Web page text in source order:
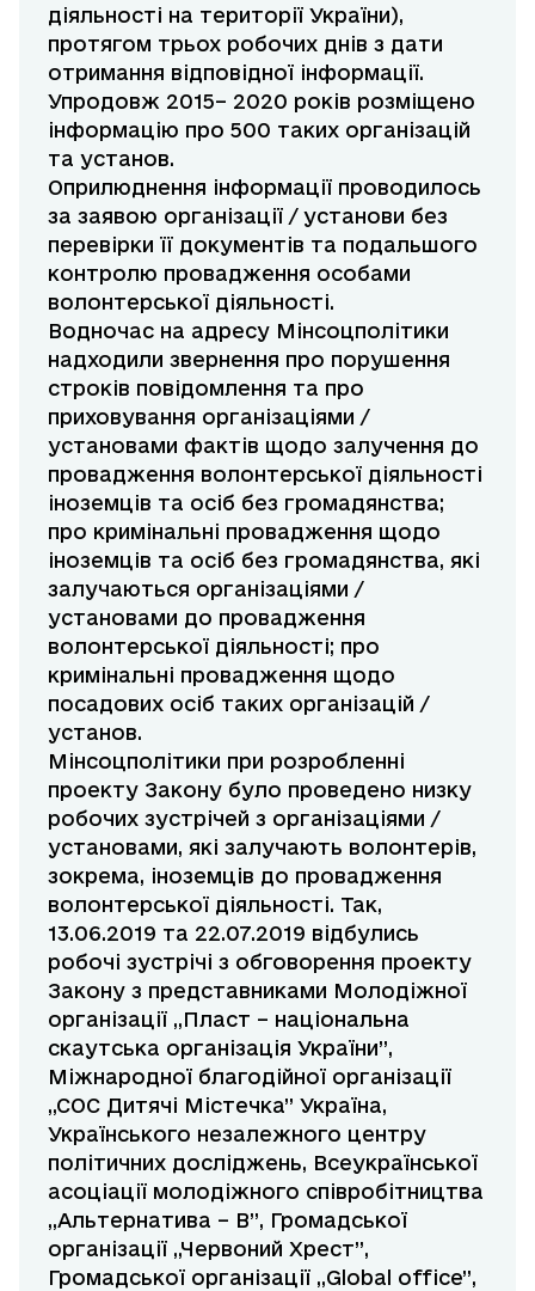
діяльності на території України),
протягом трьох робочих днів з дати
отримання відповідної інформації.
Упродовж 2015– 2020 років розміщено
інформацію про 500 таких організацій
та установ.
Оприлюднення інформації проводилось
за заявою організації / установи без
перевірки її документів та подальшого
контролю провадження особами
волонтерської діяльності.
Водночас на адресу Мінсоцполітики
надходили звернення про порушення
строків повідомлення та про
приховування організаціями /
установами фактів щодо залучення до
провадження волонтерської діяльності
іноземців та осіб без громадянства;
про кримінальні провадження щодо
іноземців та осіб без громадянства, які
залучаються організаціями /
установами до провадження
волонтерської діяльності; про
кримінальні провадження щодо
посадових осіб таких організацій /
установ.
Мінсоцполітики при розробленні
проекту Закону було проведено низку
робочих зустрічей з організаціями /
установами, які залучають волонтерів,
зокрема, іноземців до провадження
волонтерської діяльності. Так,
13.06.2019 та 22.07.2019 відбулись
робочі зустрічі з обговорення проекту
Закону з представниками Молодіжної
організації ,,Пласт – національна
скаутська організація України”,
Міжнародної благодійної організації
,,СОС Дитячі Містечка” Україна,
Українського незалежного центру
політичних досліджень, Всеукраїнської
асоціації молодіжного співробітництва
,,Альтернатива – В”, Громадської
організації ,,Червоний Хрест”,
Громадської організації ,,Global office”,